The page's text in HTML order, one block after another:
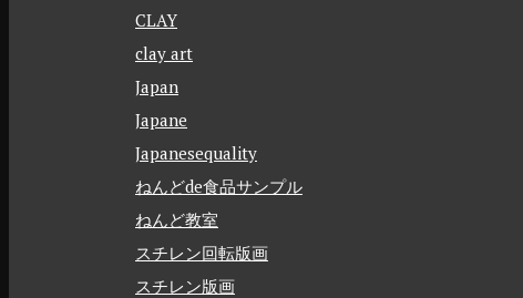
CLAY
clay art
Japan
Japane
Japanesequality
ねんどde食品サンプル
ねんど教室
スチレン回転版画
スチレン版画